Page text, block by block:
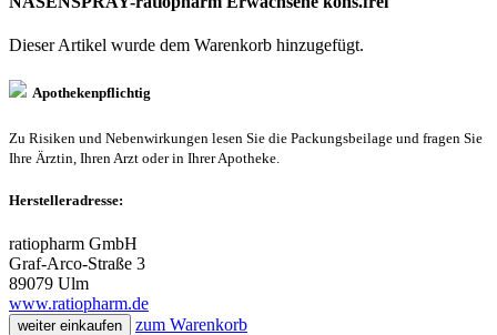
Dieser Artikel wurde dem Warenkorb hinzugefügt.
Apothekenpflichtig
Zu Risiken und Nebenwirkungen lesen Sie die Packungsbeilage und fragen Sie
Ihre Ärztin, Ihren Arzt oder in Ihrer Apotheke.
Herstelleradresse:
ratiopharm GmbH
Graf-Arco-Straße 3
89079 Ulm
www.ratiopharm.de
weiter einkaufen zum Warenkorb